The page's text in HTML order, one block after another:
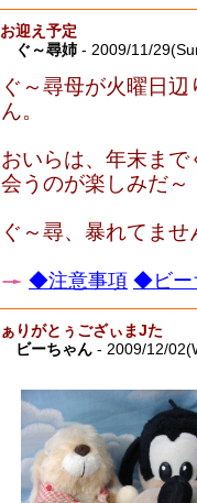
お迎え予定
ぐ～尋姉- 2009/11/
ぐ～尋母が火曜日
ん。
おいらは、年末ま
会うのが楽しみだ～
ぐ～尋、暴れてま
◆注意事項 ◆ビー
ぁりがとぅござぃまJた
ビーちゃん - 2009/12/